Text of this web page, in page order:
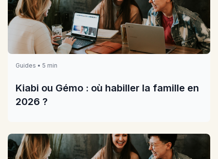
Guides • 5 min
Kiabi ou Gémo : où habiller la famille en
2026 ?